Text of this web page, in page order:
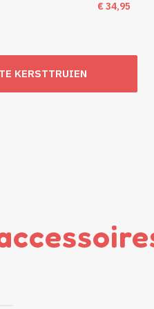
€34,95
KERSTTRUIEN